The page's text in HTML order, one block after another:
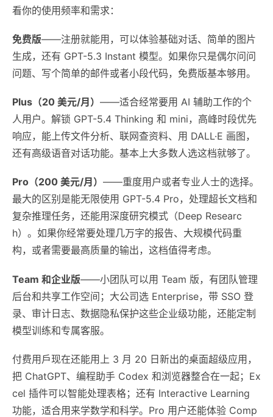
看你的使用频率和需求：
免费版——注册就能用，可以体验基础对话、简单的图片
生成，还有 GPT-5.3 Instant 模型。如果你只是偶尔问问
问题、写个简单的邮件或者小段代码，免费版基本够用。
Plus（20 美元/月） ——适合经常要用 AI 辅助工作的个
人用户。解锁 GPT-5.4 Thinking 和 mini，高峰时段优先
响应，能上传文件分析、联网查资料、用 DALL·E 画图，
还有高级语音对话功能。基本上大多数人选这档就够了。
Pro（200 美元/月） ——重度用户或者专业人士的选择。
最大的区别是能无限使用 GPT-5.4 Pro，处理超长文档和
复杂推理任务，还能用深度研究模式（Deep Researc
h）。如果你经常要处理几万字的报告、大规模代码重
构，或者需要最高质量的输出，这档值得考虑。
Team 和企业版——小团队可以用 Team 版，有团队管理
后台和共享工作空间；大公司选 Enterprise，带 SSO 登
录、审计日志、数据隐私保护这些企业级功能，还能定制
模型训练和专属客服。
付费用戶现在还能用上 3 月 20 日新出的桌面超级应用，
把 ChatGPT、编程助手 Codex 和浏览器整合在一起；Ex
cel 插件可以智能处理表格；还有 Interactive Learning
功能，适合用来学数学和科学。Pro 用户还能体验 Comp